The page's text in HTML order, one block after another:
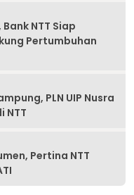
NTT Siap
Pertumbuhan
PLN UIP Nusra
NTT
Pertina NTT